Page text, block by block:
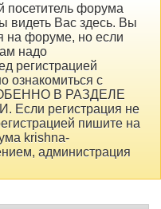
форума
видеть Вас здесь. Вы
на форуме, но если
надо
регистрацией
ознакомиться с
В РАЗДЕЛЕ
регистрация не
пишите на
krishna-
администрация